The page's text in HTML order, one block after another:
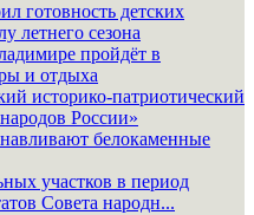
готовность детских
летнего сезона
пройдёт в
и отдыха
историко-патриотический
России»
белокаменные
участков в период
Совета народн...